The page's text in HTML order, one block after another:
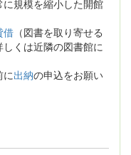
に規模を縮小した開館
借 （図書を取り寄せる
くは近隣の図書館に
出納の申込をお願い